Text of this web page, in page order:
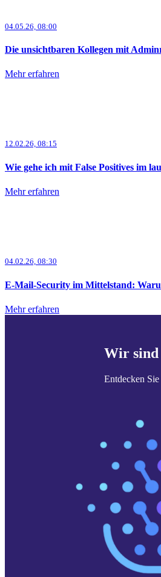
04.05.26, 08:00
Die unsichtbaren Kollegen mit
Mehr erfahren
12.02.26, 08:15
Wie gehe ich mit False Positives im
Mehr erfahren
04.02.26, 08:30
E-Mail-Security im Mittelstand:
Mehr erfahren
Wir sind
Entdecken